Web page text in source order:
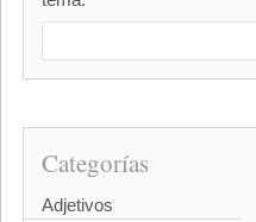
Categorías
Adjetivos